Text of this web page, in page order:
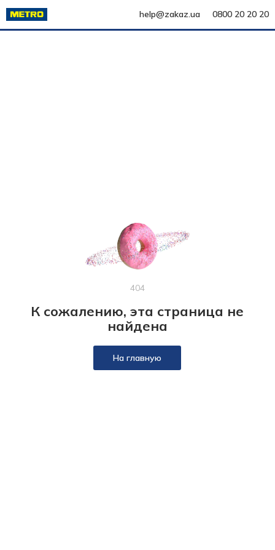
help@zakaz.ua 0800 20 20 20
404
К сожалению, эта страница не
найдена
На главную